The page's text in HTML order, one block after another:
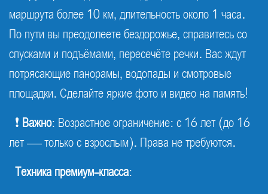
маршрута более 10 км, длительность около 1 часа.
По пути вы преодолеете бездорожье, справитесь со
спусками и подъёмами, пересечёте речки. Вас ждут
потрясающие панорамы, водопады и смотровые
площадки. Сделайте яркие фото и видео на память!
❗ Важно: Возрастное ограничение: с 16 лет (до 16
лет — только с взрослым). Права не требуются.
Техника премиум-класса: